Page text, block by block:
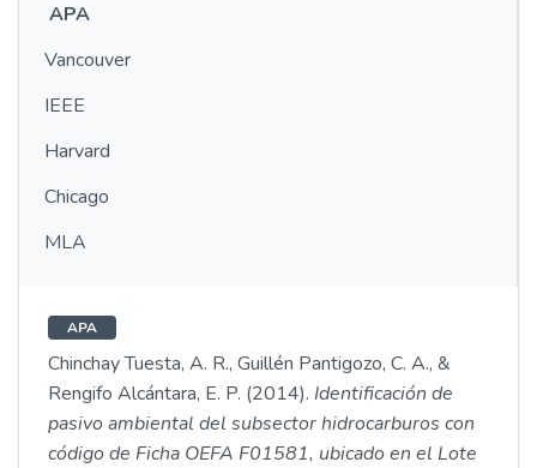
APA
Vancouver
IEEE
Harvard
Chicago
MLA
APA
Chinchay Tuesta, A. R., Guillén Pantigozo, C. A., &
Rengifo Alcántara, E. P. (2014). Identificación de
pasivo ambiental del subsector hidrocarburos con
código de Ficha OEFA F01581, ubicado en el Lote